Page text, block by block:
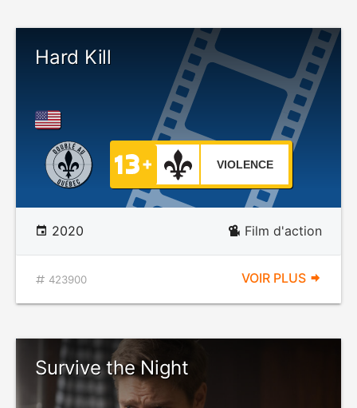
Hard Kill
VIOLENCE
2020 Film d'action
423900 VOIR PLUS
Survive the Night